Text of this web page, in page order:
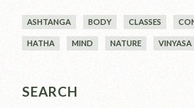
ASHTANGA BODY CLASSES
HATHA MIND NATURE VINYASA
SEARCH